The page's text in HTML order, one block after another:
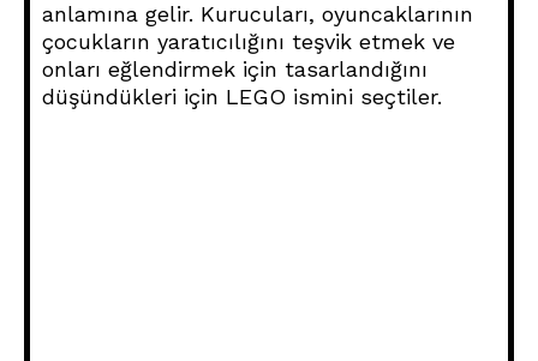
anlamına gelir. Kurucuları, oyuncaklarının
çocukların yaratıcılığını teşvik etmek ve
onları eğlendirmek için tasarlandığını
düşündükleri için LEGO ismini seçtiler.